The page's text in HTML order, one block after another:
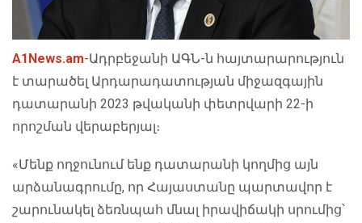
A1News.am-Ադրբեջանի ԱԳՆ-ն հայտարարություն
է տարածել Արդարադատության միջազգային
դատարանի 2023 թվականի փետրվարի 22-ի
որոշման վերաբերյալ։
«Մենք ողջունում ենք դատարանի կողմից այն
արձանագրումը, որ Հայաստանը պարտավոր է
շարունակել ձեռնպահ մնալ իրավիճակի սրումից՝